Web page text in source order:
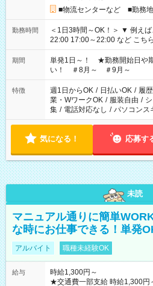
■物流センターなど ■勤務
勤務時間
＜1日3時間～OK！＞ ▼ 例えば… ▼ 15:00～18:00 15:00～
22:00 17:00～22:00 など こちら以外の時間もお気軽にご相談く
ださい！
期間
単発1日～！ ★勤務開始日や
い！ ＃8月～ ＃9月～
特徴 週1日からOK / 日払いOK / 履
業・WワークOK / 服装自由 /
集 / 電話対応なし / パソコンス
気になる！ 応募す
未読
マニュアル通りに簡単
な時にお仕事できる！単発
アルバイト 職種未経験OK
給与
時給1,300円～
★交通費一部支給 時給1,300円～ ※試験・役割により手当あり